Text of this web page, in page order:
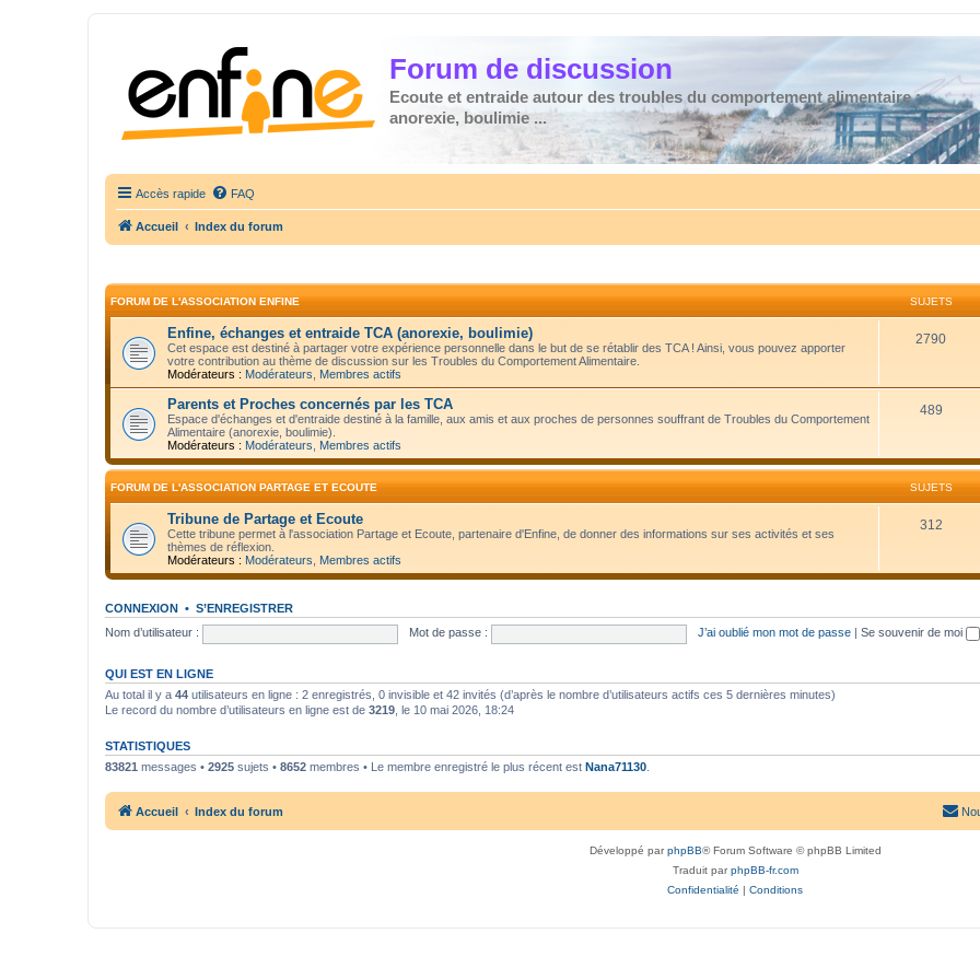
Forum de discussion
Ecoute et entraide autour des troubles du comportement alimentaire :
anorexie, boulimie ...
Accès rapide FAQ
Accueil Index du forum
FORUM DE L'ASSOCIATION ENFINE SUJETS
Enfine, échanges et entraide TCA (anorexie, boulimie)
Cet espace est destiné à partager votre expérience personnelle dans le but de se rétablir des TCA ! Ainsi, vous pouvez apporter
votre contribution au thème de discussion sur les Troubles du Comportement Alimentaire.
Modérateurs : Modérateurs Membres actifs
2790
Parents et Proches concernés par les TCA
Espace d'échanges et d'entraide destiné à la famille, aux amis et aux proches de personnes souffrant de Troubles du Comportement
Alimentaire (anorexie, boulimie).
Modérateurs : Modérateurs Membres actifs
489
FORUM DE L'ASSOCIATION PARTAGE ET ECOUTE SUJETS
Tribune de Partage et Ecoute
Cette tribune permet à l'association Partage et Ecoute, partenaire d'Enfine, de donner des informations sur ses activités et ses
thèmes de réflexion.
Modérateurs : Modérateurs Membres actifs
312
CONNEXION • S’ENREGISTRER
Nom d’utilisateur :
Mot de passe : J’ai oublié mon mot de passe Se souvenir de moi
QUI EST EN LIGNE
Au total il y a 44 utilisateurs en ligne : 2 enregistrés, 0 invisible et 42 invités (d’après le nombre d’utilisateurs actifs ces 5 dernières minutes)
Le record du nombre d’utilisateurs en ligne est de 3219 , le 10 mai 2026, 18:24
STATISTIQUES
83821 messages • 2925 sujets • 8652 membres • Le membre enregistré le plus récent est Nana71130
Accueil Index du forum
Développé parphpBB® Forum Software © phpBB Limited
Traduit parphpBB-fr.com
Confidentialité | Conditions